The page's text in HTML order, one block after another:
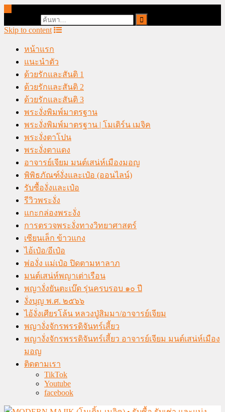
Skip to content
หน้าแรก
แนะนำตัว
ด้วยรักและสันติ 1
ด้วยรักและสันติ 2
ด้วยรักและสันติ 3
พระงั่งพิมพ์มาตรฐาน
พระงั่งพิมพ์มาตรฐาน | โมเดิร์น เมจิค
พระงั่งตาโปน
พระงั่งตาแดง
อาจารย์เจียม มนต์เสน่ห์เมืองมอญ
พิพิธภัณฑ์งั่งและเป๋อ (ออนไลน์)
รับซื้องั่งและเป๋อ
รีวิวพระงั่ง
แกะกล่องพระงั่ง
การตรวจพระงั่งทางวิทยาศาสตร์
เซียนเล็ก ข้าวแกง
ไอ้เป๋อ/อีเป๋อ
พ่องั่ง แม่เป๋อ ปิดตามหาลาภ
มนต์เสน่ห์พญาเต่าเรือน
พญางั่งยันตะเบ๊ด รุ่นครบรอบ ๑๐ ปี
งั่งบุญ พ.ศ. ๒๕๖๖
ไอ้งั่งเศียรโล้น หลวงปู่สิมมา/อาจารย์เจียม
พญางั่งจักรพรรดิจันทร์เสี้ยว
พญางั่งจักรพรรดิจันทร์เสี้ยว อาจารย์เจียม มนต์เสน่ห์เมือง
มอญ
ติดตามเรา
TikTok
Youtube
facebook